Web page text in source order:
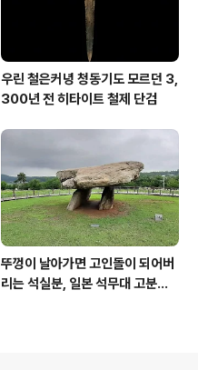
우린 철은커녕 청동기도 모르던 3,
300년 전 히타이트 철제 단검
뚜껑이 날아가면 고인돌이 되어버
리는 석실분, 일본 석무대 고분의